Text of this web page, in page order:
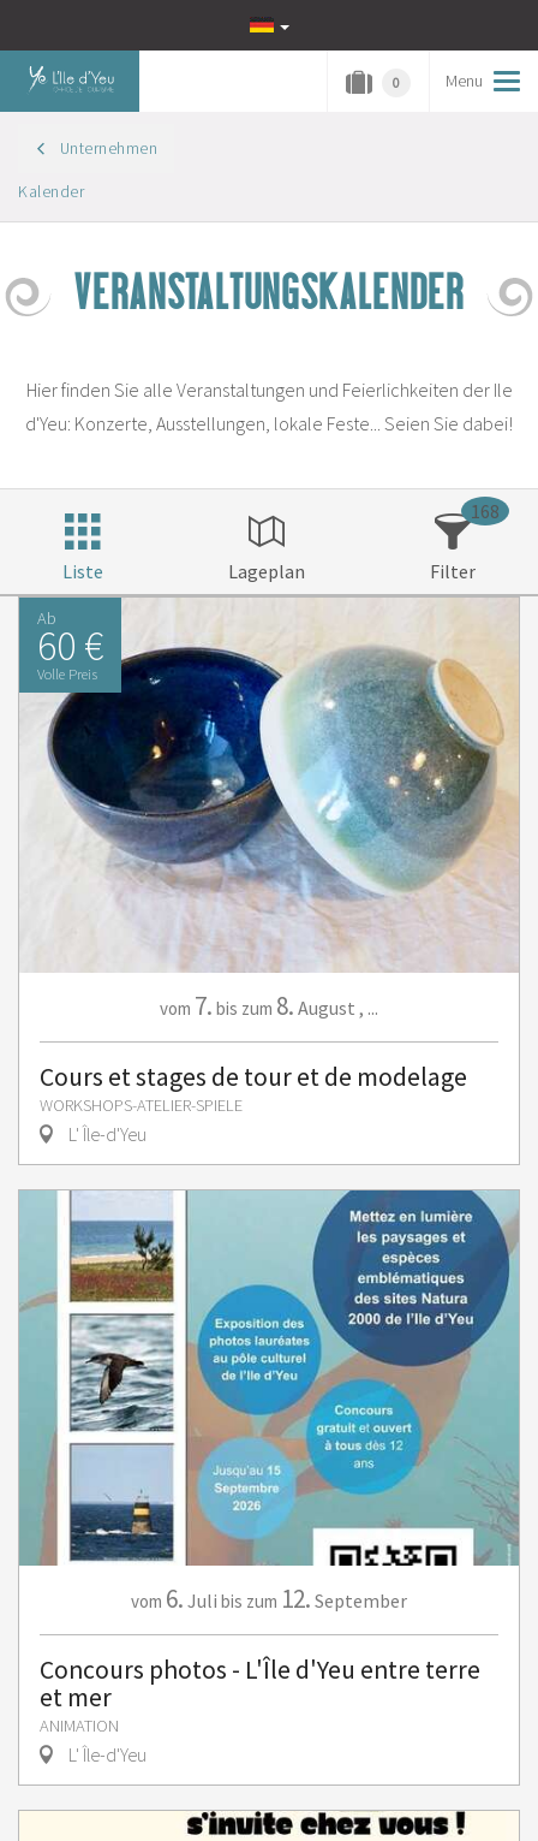
Menu
0
Unternehmen
Kalender
VERANSTALTUNGSKALENDER
Hier finden Sie alle Veranstaltungen und Feierlichkeiten der Ile
d'Yeu: Konzerte, Ausstellungen, lokale Feste... Seien Sie dabei!
Liste Lageplan Filter
168
Ab
60 €
Volle Preis
vom 7. bis zum 8. August , ...
Cours et stages de tour et de modelage
WORKSHOPS-ATELIER-SPIELE
L' Île-d'Yeu
vom 6. Juli bis zum 12. September
Concours photos - L'Île d'Yeu entre terre
et mer
ANIMATION
L' Île-d'Yeu